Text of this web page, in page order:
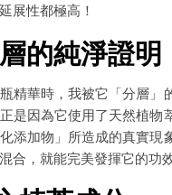
展性都極高！
的純淨證明
精華時，我被它「分層」
是因為它使用了天然植物
添加物」所造成的真實現
合，就能完美發揮它的功效